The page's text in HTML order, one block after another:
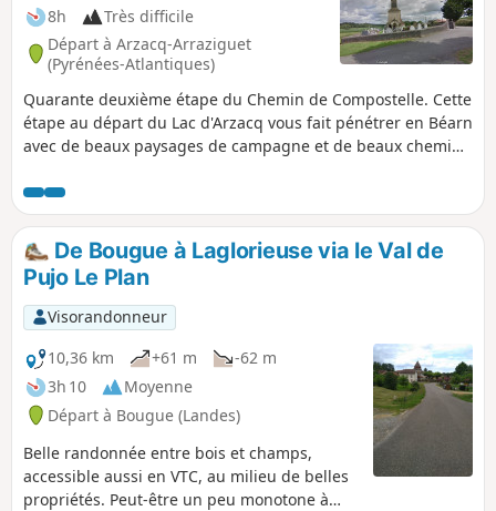
8h
Très difficile
Départ à Arzacq-Arraziguet
(Pyrénées-Atlantiques)
Quarante deuxième étape du Chemin de Compostelle. Cette
étape au départ du Lac d'Arzacq vous fait pénétrer en Béarn
avec de beaux paysages de campagne et de beaux chemins
De Bougue à Laglorieuse via le Val de
Pujo Le Plan
Visorandonneur
10,36 km
+61 m
-62 m
3h 10
Moyenne
Départ à Bougue (Landes)
Belle randonnée entre bois et champs,
accessible aussi en VTC, au milieu de belles
propriétés. Peut-être un peu monotone à